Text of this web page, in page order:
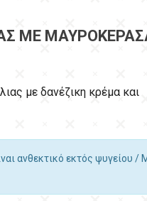
ΜΕ
με δανέζικη κρέμα και
ανθεκτικό εκτός ψυγείου /